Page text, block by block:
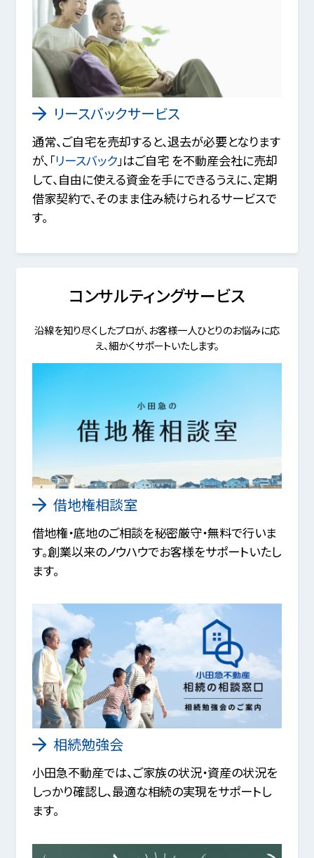
リースバックサービス
通常、ご自宅を売却すると、退去が必要となります
が、「リースバック」はご自宅 を不動産会社に売却
して、自由に使える資金を手にできるうえに、定期
借家契約で、そのまま住み続けられるサービスで
す。
コンサルティングサービス
沿線を知り尽くしたプロが、お客様一人ひとりのお悩みに応
え、細かくサポートいたします。
借地権相談室
借地権・底地のご相談を秘密厳守・無料で行いま
す。創業以来のノウハウでお客様をサポートいたし
ます。
相続勉強会
小田急不動産では、ご家族の状況・資産の状況を
しっかり確認し、最適な相続の実現をサポートし
ます。